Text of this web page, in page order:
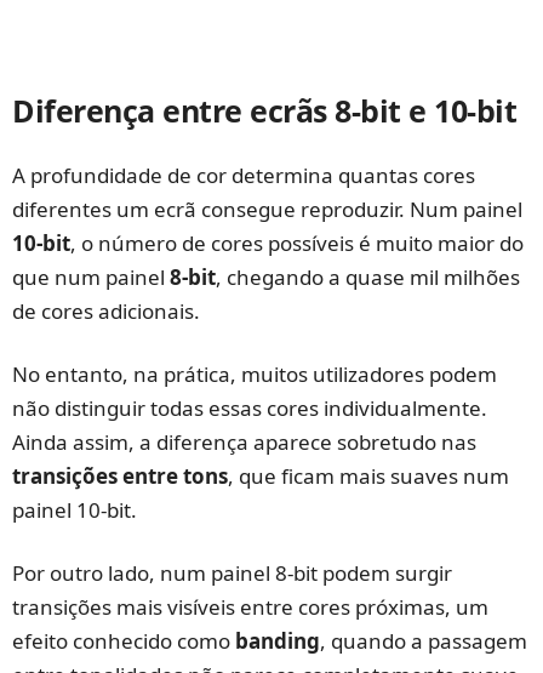
Diferença entre ecrãs 8-bit e 10-bit
A profundidade de cor determina quantas cores
diferentes um ecrã consegue reproduzir. Num painel
10-bit, o número de cores possíveis é muito maior do
que num painel 8-bit, chegando a quase mil milhões
de cores adicionais.
No entanto, na prática, muitos utilizadores podem
não distinguir todas essas cores individualmente.
Ainda assim, a diferença aparece sobretudo nas
transições entre tons, que ficam mais suaves num
painel 10-bit.
Por outro lado, num painel 8-bit podem surgir
transições mais visíveis entre cores próximas, um
efeito conhecido como banding, quando a passagem